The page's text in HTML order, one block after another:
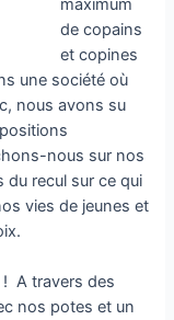
maximum
de copains
et copines
une société où
nous avons su
nous sur nos
recul sur ce qui
vies de jeunes et
A travers des
nos potes et un